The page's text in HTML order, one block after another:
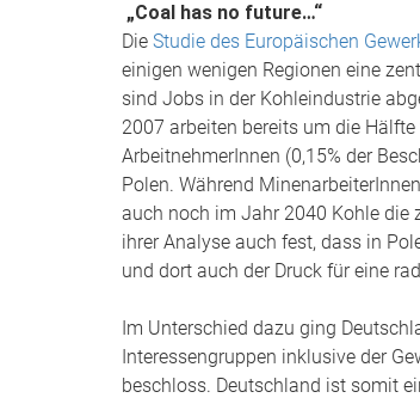
„Coal has no future…“
Die Studie des Europäischen
einigen wenigen Regionen eine
sind Jobs in der Kohleindustrie
2007 arbeiten bereits um die
ArbeitnehmerInnen (0,15% der
Polen. Während
auch noch im Jahr 2040 Kohle die
ihrer Analyse auch fest, dass in
und dort auch der Druck für eine
Im Unterschied dazu ging
Interessengruppen inklusive der
beschloss. Deutschland ist somit